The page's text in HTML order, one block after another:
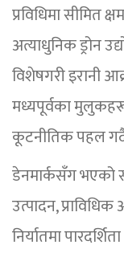
प्रविधिमा सीमित
अत्याधुनिक ड्रोन
विशेषगरी इरानी
मध्यपूर्वका
कूटनीतिक पहल
डेनमार्कसँग भएको
उत्पादन,
निर्यातमा